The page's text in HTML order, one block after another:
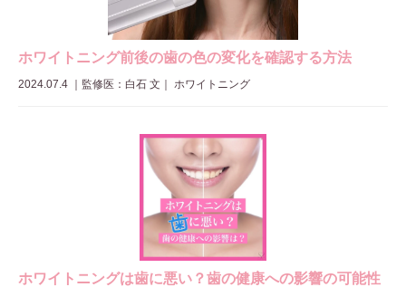
ホワイトニング前後の歯の色の変化を確認する方法
2024.07.4 監修医：白石 文 ｜ ホワイトニング
ホワイトニングは歯に悪い？歯の健康への影響の可能性